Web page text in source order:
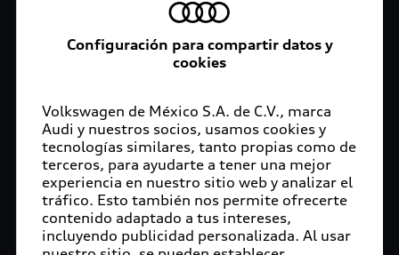
inteligente e
individual: Audi en CES
Las Vegas/ Ingolstadt 7 de enero de 2020. En el
Consumer Electronics Show (CES) 2020, Audi
volverá a mostrar interesantes innovaciones,
desde vehículos de visión futurista hasta
Configuración para compartir datos y
cookies
Volkswagen de México S.A. de C.V., marca
Audi y nuestros socios, usamos cookies y
tecnologías similares, tanto propias como de
terceros, para ayudarte a tener una mejor
experiencia en nuestro sitio web y analizar el
tráfico. Esto también nos permite ofrecerte
contenido adaptado a tus intereses,
incluyendo publicidad personalizada. Al usar